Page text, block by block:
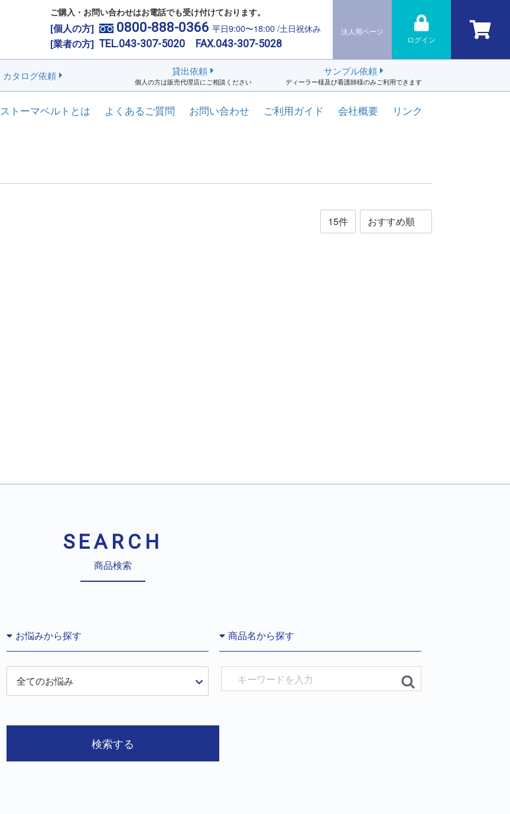
ご購入・お問い合わせはお電話でも受け付けております。
[個人の方] 0800-888-0366 平日9:00〜18:00 /土日祝休み
[業者の方] TEL.043-307-5020 FAX.043-307-5028
法人用ページ
ログイン
カタログ依頼 貸出依頼
個人の方は販売代理店にご相談ください
サンプル依頼
ディーラー様及び看護師様のみご利用できます
ストーマベルトとは よくあるご質問 お問い合わせ ご利用ガイド 会社概要 リンク
SEARCH
商品検索
お悩みから探す 商品名から探す